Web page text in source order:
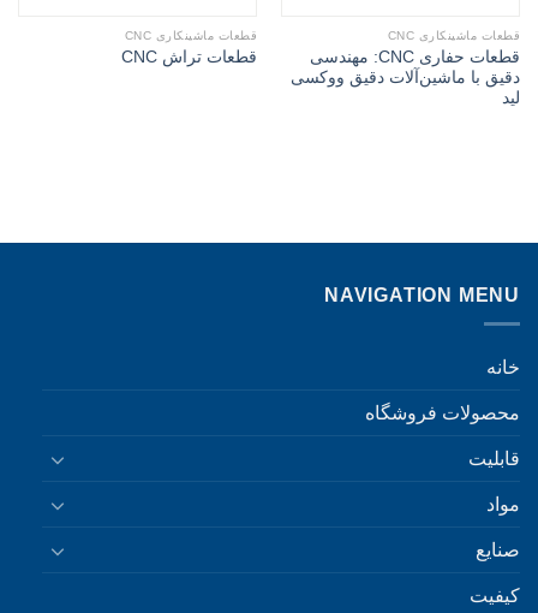
قطعات ماشینکاری CNC
قطعات حفاری CNC: مهندسی
دقیق با ماشین‌آلات دقیق ووکسی
لید
قطعات ماشینکاری CNC
قطعات تراش CNC
NAVIGATION MENU
خانه
محصولات فروشگاه
قابلیت
مواد
صنایع
کیفیت